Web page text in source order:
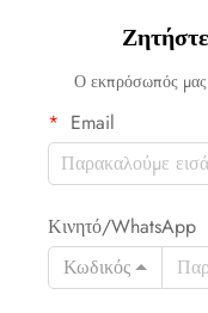
Ο εκπρόσωπός μας
Email
Κινητό/WhatsApp
Κωδικός